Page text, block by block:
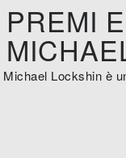
PREMI
Michael Lockshin è